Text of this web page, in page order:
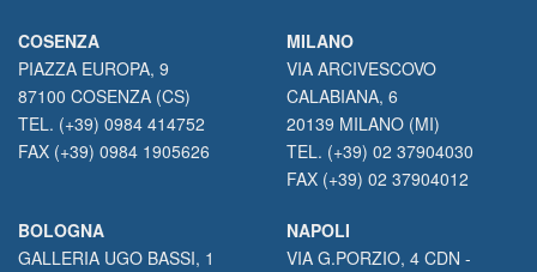
COSENZA
PIAZZA EUROPA, 9
87100 COSENZA (CS)
TEL. (+39) 0984 414752
FAX (+39) 0984 1905626
MILANO
VIA ARCIVESCOVO
CALABIANA, 6
20139 MILANO (MI)
TEL. (+39) 02 37904030
FAX (+39) 02 37904012
BOLOGNA
GALLERIA UGO BASSI, 1
NAPOLI
VIA G.PORZIO, 4 CDN -